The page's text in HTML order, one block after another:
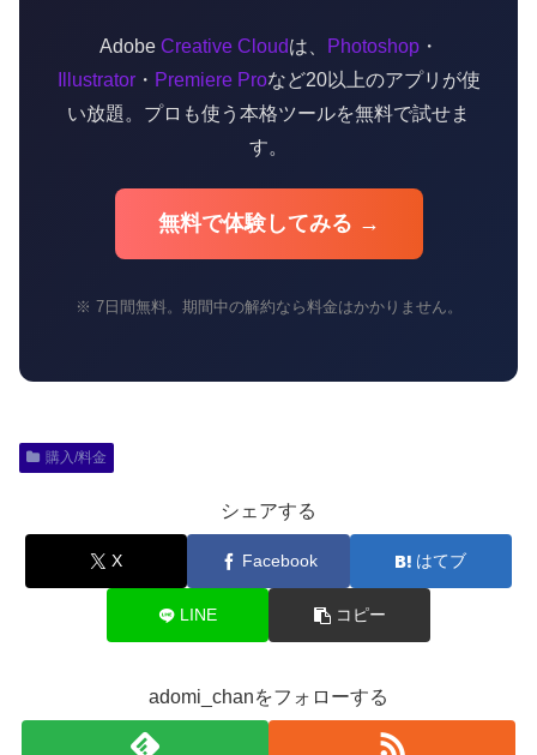
Adobe Creative Cloudは、 Photoshop・
Illustrator・ Premiere Proなど20以上のアプリが使
い放題。プロも使う本格ツールを無料で試せま
す。
無料で体験してみる →
※ 7日間無料。期間中の解約なら料金はかかりません。
購入/料金
シェアする
X Facebook はてブ
LINE コピー
adomi_chanをフォローする